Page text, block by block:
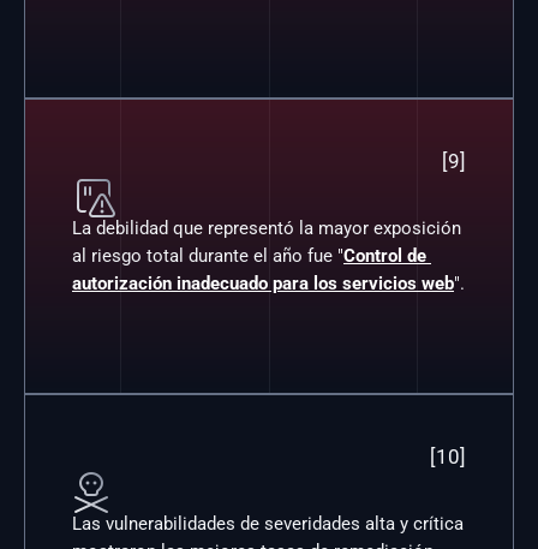
[9]

La debilidad que representó la mayor exposición
al riesgo total durante el año fue "Control de
autorización inadecuado para los servicios web".
[10]

Las vulnerabilidades de severidades alta y crítica